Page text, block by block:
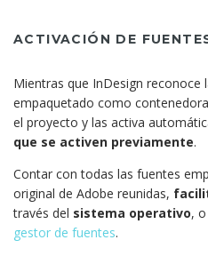
ACTIVACIÓN DE
Mientras que InDesign reconoce
empaquetado como
el proyecto y las activa
que se activen previamente.
Contar con todas las fuentes
original de Adobe reunidas,
través del sistema operativo,
gestor de fuentes.